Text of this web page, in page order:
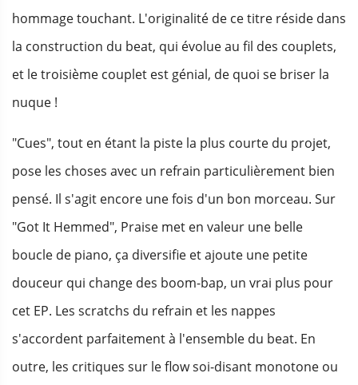
hommage touchant. L'originalité de ce titre réside dans
la construction du beat, qui évolue au fil des couplets,
et le troisième couplet est génial, de quoi se briser la
nuque !
"Cues", tout en étant la piste la plus courte du projet,
pose les choses avec un refrain particulièrement bien
pensé. Il s'agit encore une fois d'un bon morceau. Sur
"Got It Hemmed", Praise met en valeur une belle
boucle de piano, ça diversifie et ajoute une petite
douceur qui change des boom-bap, un vrai plus pour
cet EP. Les scratchs du refrain et les nappes
s'accordent parfaitement à l'ensemble du beat. En
outre, les critiques sur le flow soi-disant monotone ou